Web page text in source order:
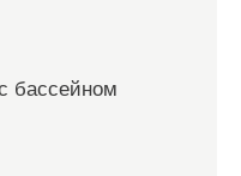
бассейном